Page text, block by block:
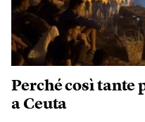
Perché così tante
a Ceuta